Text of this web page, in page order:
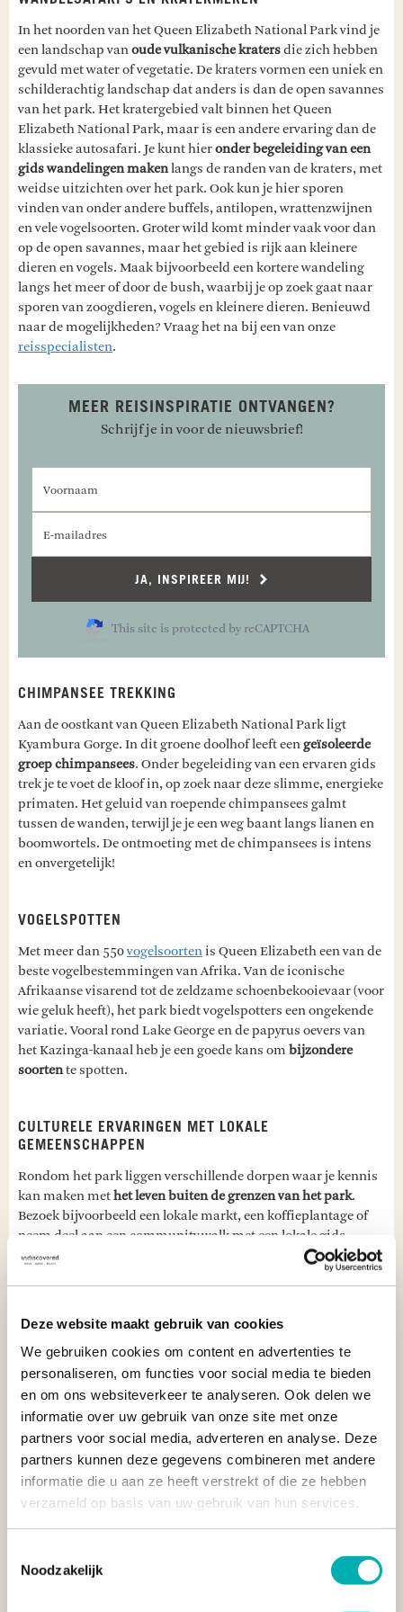
Deze website maakt gebruik van cookies
We gebruiken cookies om content en advertenties te
personaliseren, om functies voor social media te bieden
en om ons websiteverkeer te analyseren. Ook delen we
informatie over uw gebruik van onze site met onze
partners voor social media, adverteren en analyse. Deze
partners kunnen deze gegevens combineren met andere
informatie die u aan ze heeft verstrekt of die ze hebben
verzameld op basis van uw gebruik van hun services.
Noodzakelijk
In het noorden van het Queen Elizabeth National Park vind je
een landschap vanoude vulkanische kratersdie zich hebben
gevuld met water of vegetatie. De kraters vormen een uniek en
schilderachtig landschap dat anders is dan de open savannes
van het park. Het kratergebied valt binnen het Queen
Elizabeth National Park, maar is een andere ervaring dan de
klassieke autosafari. Je kunt hieronder begeleiding van een
gids wandelingen makenlangs de randen van de kraters, met
weidse uitzichten over het park. Ook kun je hier sporen
vinden van onder andere buffels, antilopen, wrattenzwijnen
en vele vogelsoorten. Groter wild komt minder vaak voor dan
op de open savannes, maar het gebied is rijk aan kleinere
dieren en vogels. Maak bijvoorbeeld een kortere wandeling
langs het meer of door de bush, waarbij je op zoek gaat naar
sporen van zoogdieren, vogels en kleinere dieren. Benieuwd
naar de mogelijkheden? Vraag het na bij een van onze
reisspecialisten.
MEER REISINSPIRATIE ONTVANGEN?
Schrijf je in voor de nieuwsbrief!
JA, INSPIREER MIJ!
This site is protected by reCAPTCHA
CHIMPANSEE TREKKING
Aan de oostkant van Queen Elizabeth National Park ligt
Kyambura Gorge. In dit groene doolhof leeft eengeïsoleerde
groep chimpansees. Onder begeleiding van een ervaren gids
trek je te voet de kloof in, op zoek naar deze slimme, energieke
primaten. Het geluid van roepende chimpansees galmt
tussen de wanden, terwijl je je een weg baant langs lianen en
boomwortels. De ontmoeting met de chimpansees is intens
en onvergetelijk!
VOGELSPOTTEN
Met meer dan 550vogelsoortenis Queen Elizabeth een van de
beste vogelbestemmingen van Afrika. Van de iconische
Afrikaanse visarend tot de zeldzame schoenbekooievaar (voor
wie geluk heeft), het park biedt vogelspotters een ongekende
variatie. Vooral rond Lake George en de papyrus oevers van
het Kazinga-kanaal heb je een goede kans om bijzondere
soortente spotten.
CULTURELE ERVARINGEN MET LOKALE
GEMEENSCHAPPEN
Rondom het park liggen verschillende dorpen waar je kennis
kan maken methet leven buiten de grenzen van het park.
Bezoek bijvoorbeeld een lokale markt, een koffieplantage of
neem deel aan een community walk met een lokale gids.
ACCOMMODATIE IN QUEEN ELIZABETH NATIONAL
Midden in het Queen Elizabeth National Park ligt
The Bush
. Deze lodge is een
plek waar comfort en natuur
. De lodge beschikt over
rustieke tenten, elk gebouwd op eenverhoogd houten
platformen ontworpen met oog voor privacy en uitzicht op de
omringende wildernis. De inrichting is eenvoudig maar
sfeervol, met comfortabele bedden en een eigen (deels open)
badkamer. Vanaf je eigen veranda geniet je van de geluiden en
geuren van de natuur om je heen.